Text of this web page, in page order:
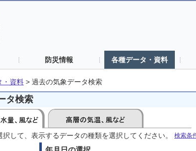
防災情報 各種データ・資料
・資料 > 過去の気象データ検索
タ検索
して、表示するデータの種類を選択してください。 検索条